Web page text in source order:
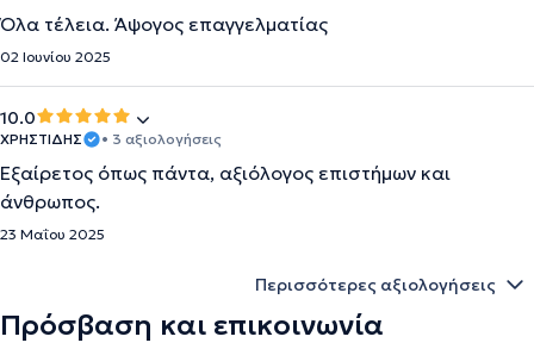
Όλα τέλεια. Άψογος επαγγελματίας
02 Ιουνίου 2025
10.0
ΧΡΗΣΤΙΔΗΣ • 3 αξιολογήσεις
Εξαίρετος όπως πάντα, αξιόλογος επιστήμων και
άνθρωπος.
23 Μαΐου 2025
Περισσότερες αξιολογήσεις
Πρόσβαση και επικοινωνία